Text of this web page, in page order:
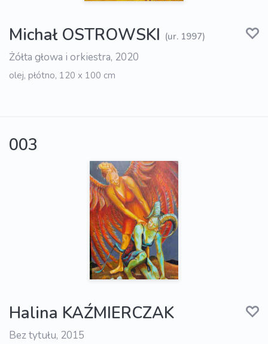
Michał OSTROWSKI (ur. 1997)
Żółta głowa i orkiestra, 2020
olej, płótno, 120 x 100 cm
003
Halina KAŹMIERCZAK
Bez tytułu, 2015